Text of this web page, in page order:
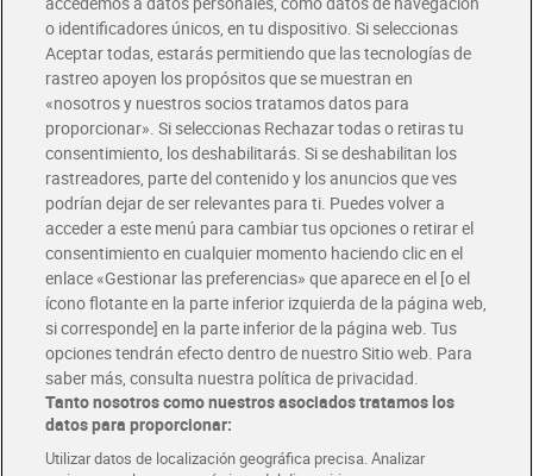
Envío gratis por compras superiores a 100€
Envío estandar por 4,99€
Glovo y Uber Eats
Solicita tu factura de Glovo o Uber Eats
Únete al CLUB Dia
Disfruta las ventajas y ofertas exclusivas.
Descárgate la APP Dia
Folletos y Tiendas
Descubre las mejores ofertas y busca tu tienda más cercana
Tarjeta MaX Dia
Te devuelve hasta 8€/mes de tus compras.
¡Solicita tu tarjeta de crédito aquí!
o identificadores únicos, en tu dispositivo. Si seleccionas
Aceptar todas, estarás permitiendo que las tecnologías de
rastreo apoyen los propósitos que se muestran en
«nosotros y nuestros socios tratamos datos para
proporcionar». Si seleccionas Rechazar todas o retiras tu
consentimiento, los deshabilitarás. Si se deshabilitan los
rastreadores, parte del contenido y los anuncios que ves
podrían dejar de ser relevantes para ti. Puedes volver a
acceder a este menú para cambiar tus opciones o retirar el
consentimiento en cualquier momento haciendo clic en el
enlace «Gestionar las preferencias» que aparece en el [o el
ícono flotante en la parte inferior izquierda de la página web,
si corresponde] en la parte inferior de la página web. Tus
opciones tendrán efecto dentro de nuestro Sitio web. Para
saber más, consulta nuestra política de privacidad.
Tanto nosotros como nuestros asociados tratamos los
datos para proporcionar:
Utilizar datos de localización geográfica precisa. Analizar